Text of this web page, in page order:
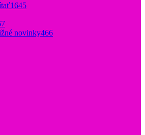
1645
novinky466